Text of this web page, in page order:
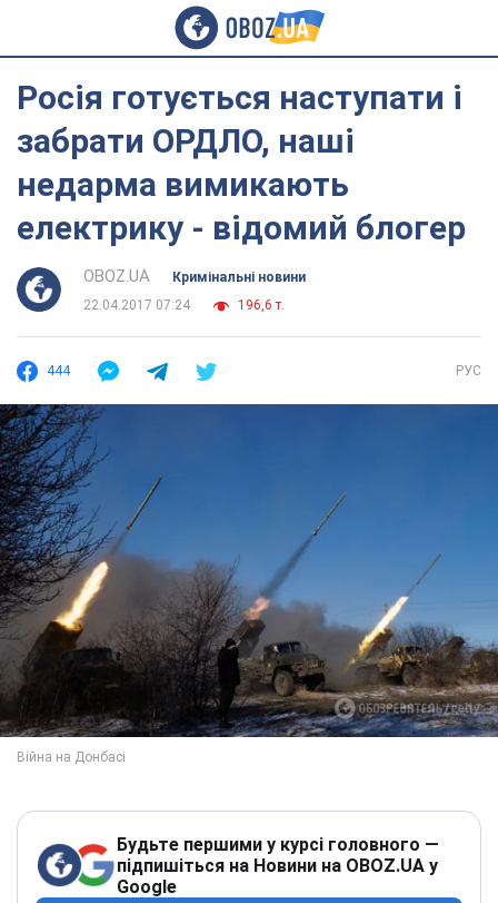
Росія готується наступати і
забрати ОРДЛО, наші
недарма вимикають
електрику - відомий блогер
OBOZ.UA
Кримінальні новини
22.04.2017 07:24
196,6 т.
444 РУС
Будьте першими у курсі головного —
підпишіться на Новини на OBOZ.UA у
Google